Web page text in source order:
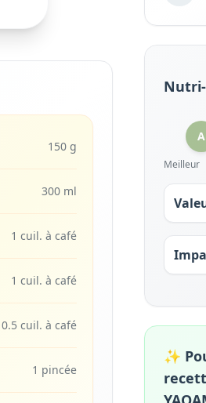
150 g
300 ml
1 cuil. à café
1 cuil. à café
0.5 cuil. à café
1 pincée
A
Meilleur
✨